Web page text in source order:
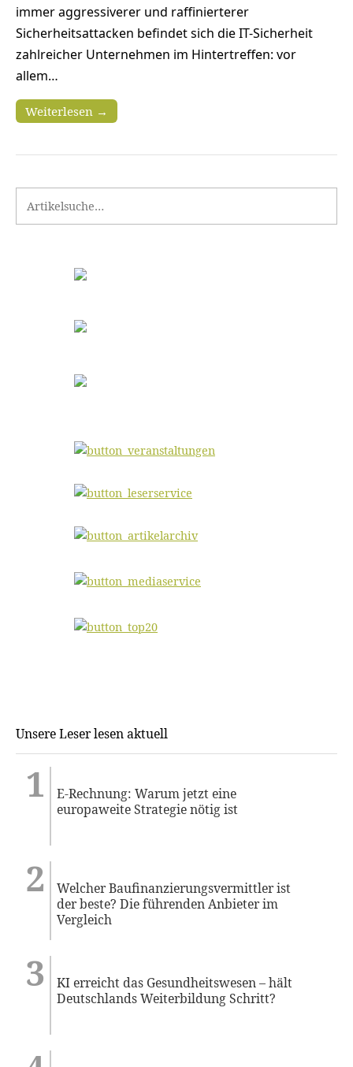
immer aggressiverer und raffinierterer
Sicherheitsattacken befindet sich die IT-Sicherheit
zahlreicher Unternehmen im Hintertreffen: vor
allem…
Weiterlesen →
Unsere Leser lesen aktuell
E-Rechnung: Warum jetzt eine
europaweite Strategie nötig ist
Welcher Baufinanzierungsvermittler ist
der beste? Die führenden Anbieter im
Vergleich
KI erreicht das Gesundheitswesen – hält
Deutschlands Weiterbildung Schritt?